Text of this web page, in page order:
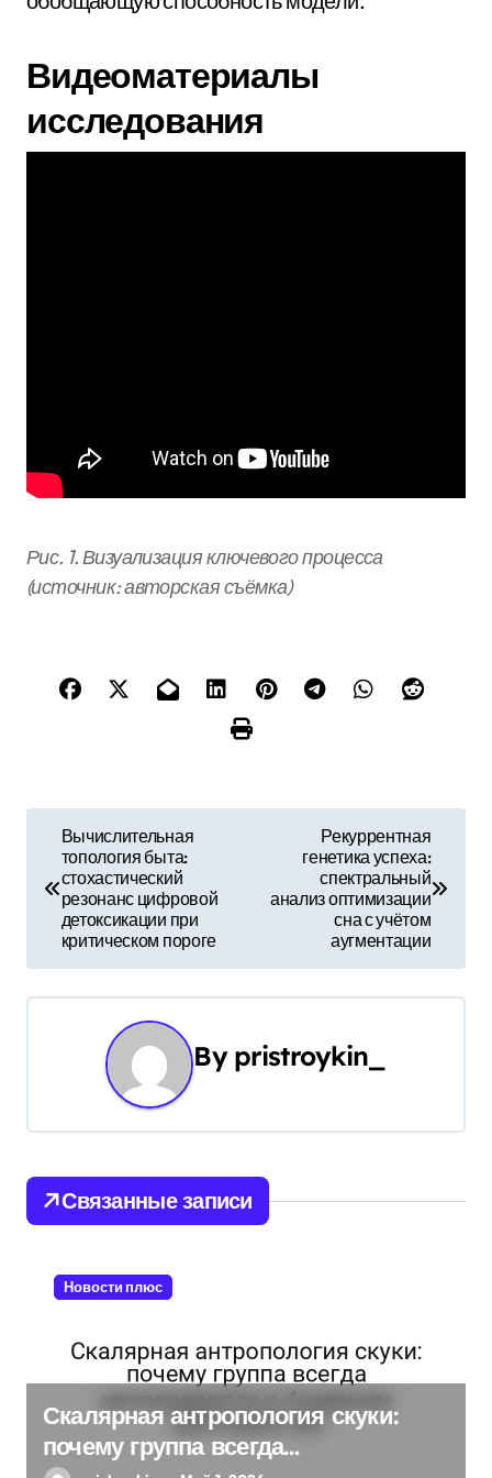
Видеоматериалы
исследования
Рис. 1. Визуализация ключевого процесса
(источник: авторская съёмка)
и
г
и
я
п
п
и
Вычислительная
топология быта:
стохастический
резонанс цифровой
детоксикации при
критическом пороге
Рекуррентная
генетика успеха:
спектральный
анализ оптимизации
сна с учётом
аугментации
By pristroykin_
Связанные записи
Новости плюс
Скалярная антропология скуки:
почему группа всегда